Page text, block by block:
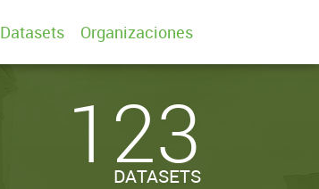
Datasets Organizaciones
123
DATASETS